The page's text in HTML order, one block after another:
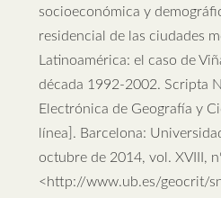
socioeconómica y
residencial de las ciudades
Latinoamérica: el caso de
década 1992-2002. Scripta
Electrónica de Geografía y
línea]. Barcelona:
octubre de 2014, vol. XVIII,
<http://www.ub.es/geocrit/